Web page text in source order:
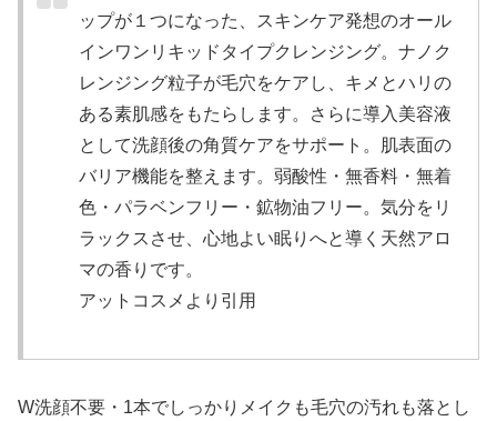
ップが１つになった、スキンケア発想のオール
インワンリキッドタイプクレンジング。ナノク
レンジング粒子が毛穴をケアし、キメとハリの
ある素肌感をもたらします。さらに導入美容液
として洗顔後の角質ケアをサポート。肌表面の
バリア機能を整えます。弱酸性・無香料・無着
色・パラベンフリー・鉱物油フリー。気分をリ
ラックスさせ、心地よい眠りへと導く天然アロ
マの香りです。
アットコスメより引用
W洗顔不要・1本でしっかりメイクも毛穴の汚れも落とし